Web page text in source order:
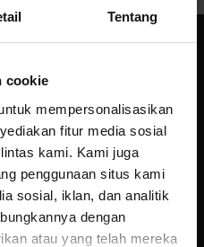
Tentang
cookie
mempersonalisasikan
fitur media sosial
kami. Kami juga
penggunaan situs kami
sosial, iklan, dan analitik
dengan
atau yang telah mereka
Kesklinna linnaosa,